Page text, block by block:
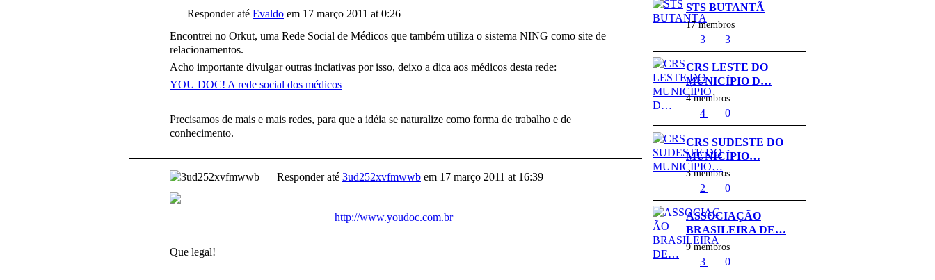
Responder até Evaldo em 17 março 2011 at 0:26
Encontrei no Orkut, uma Rede Social de Médicos que também utiliza o sistema NING como site de
relacionamentos.
Acho importante divulgar outras inciativas por isso, deixo a dica aos médicos desta rede:
YOU DOC! A rede social dos médicos
Precisamos de mais e mais redes, para que a idéia se naturalize como forma de trabalho e de
conhecimento.
Responder até 3ud252xvfmwwb em 17 março 2011 at 16:39
http://www.youdoc.com.br
Que legal!
STS BUTANTÃ
17 membros
3 3
CRS LESTE DO
MUNICÍPIO D…
4 membros
4 0
CRS SUDESTE DO
MUNICÍPIO…
3 membros
2 0
ASSOCIAÇÃO
BRASILEIRA DE…
9 membros
3 0